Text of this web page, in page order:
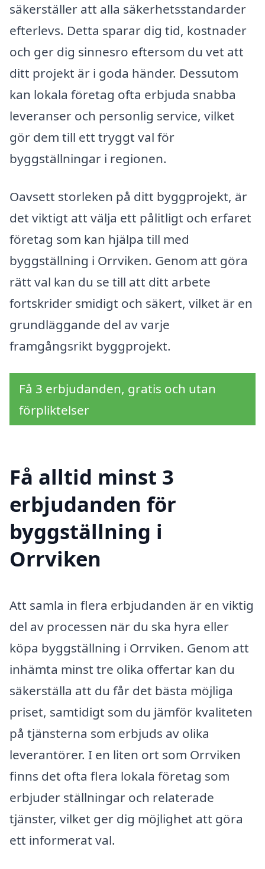
säkerställer att alla säkerhetsstandarder
efterlevs. Detta sparar dig tid, kostnader
och ger dig sinnesro eftersom du vet att
ditt projekt är i goda händer. Dessutom
kan lokala företag ofta erbjuda snabba
leveranser och personlig service, vilket
gör dem till ett tryggt val för
byggställningar i regionen.
Oavsett storleken på ditt byggprojekt, är
det viktigt att välja ett pålitligt och erfaret
företag som kan hjälpa till med
byggställning i Orrviken. Genom att göra
rätt val kan du se till att ditt arbete
fortskrider smidigt och säkert, vilket är en
grundläggande del av varje
framgångsrikt byggprojekt.
Få 3 erbjudanden, gratis och utan
förpliktelser
Få alltid minst 3
erbjudanden för
byggställning i
Orrviken
Att samla in flera erbjudanden är en viktig
del av processen när du ska hyra eller
köpa byggställning i Orrviken. Genom att
inhämta minst tre olika offertar kan du
säkerställa att du får det bästa möjliga
priset, samtidigt som du jämför kvaliteten
på tjänsterna som erbjuds av olika
leverantörer. I en liten ort som Orrviken
finns det ofta flera lokala företag som
erbjuder ställningar och relaterade
tjänster, vilket ger dig möjlighet att göra
ett informerat val.